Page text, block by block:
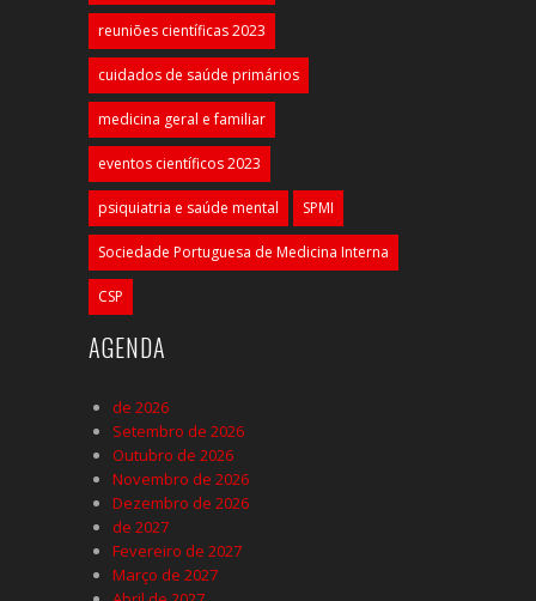
reuniões científicas 2023
cuidados de saúde primários
medicina geral e familiar
eventos científicos 2023
psiquiatria e saúde mental SPMI
Sociedade Portuguesa de Medicina Interna
CSP
AGENDA
de 2026
Setembro de 2026
Outubro de 2026
Novembro de 2026
Dezembro de 2026
de 2027
Fevereiro de 2027
Março de 2027